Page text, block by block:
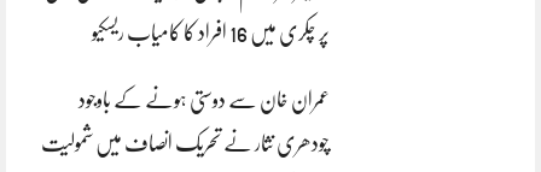
پر چکری میں 16 افراد کا کامیاب ریسکیو
عمران خان سے دوستی ہونے کے باوجود
چودھری نثار نے تحریک انصاف میں شمولیت